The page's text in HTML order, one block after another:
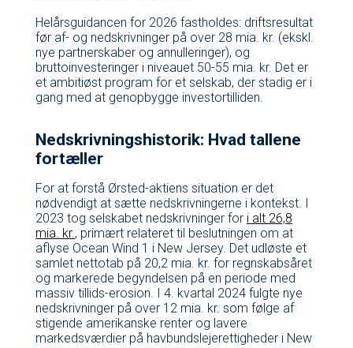
Helårsguidancen for 2026 fastholdes: driftsresultat
før af- og nedskrivninger på over 28 mia. kr. (ekskl.
nye partnerskaber og annulleringer), og
bruttoinvesteringer i niveauet 50-55 mia. kr. Det er
et ambitiøst program for et selskab, der stadig er i
gang med at genopbygge investortilliden.
Nedskrivningshistorik: Hvad tallene
fortæller
For at forstå Ørsted-aktiens situation er det
nødvendigt at sætte nedskrivningerne i kontekst. I
2023 tog selskabet nedskrivninger for i alt 26,8
mia. kr. , primært relateret til beslutningen om at
aflyse Ocean Wind 1 i New Jersey. Det udløste et
samlet nettotab på 20,2 mia. kr. for regnskabsåret
og markerede begyndelsen på en periode med
massiv tillids-erosion. I 4. kvartal 2024 fulgte nye
nedskrivninger på over 12 mia. kr. som følge af
stigende amerikanske renter og lavere
markedsværdier på havbundslejerettigheder i New